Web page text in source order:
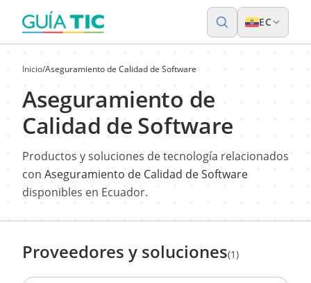
EC
Inicio/Aseguramiento de Calidad de Software
Aseguramiento de
Calidad de Software
Productos y soluciones de tecnología relacionados
conAseguramiento de Calidad de Software
disponibles en Ecuador.
Proveedores y soluciones(1)